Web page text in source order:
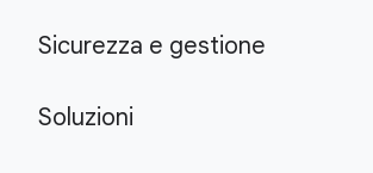
Sicurezza e gestione
Soluzioni